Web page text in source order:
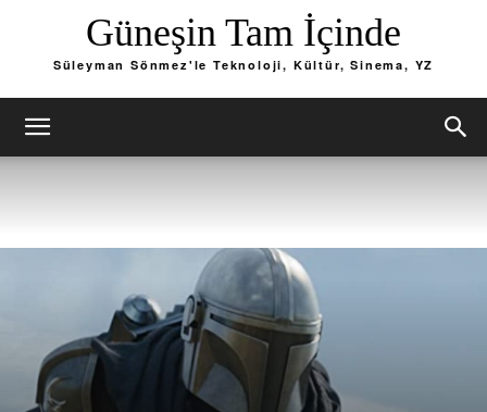
Güneşin Tam İçinde
Süleyman Sönmez'le Teknoloji, Kültür, Sinema, YZ